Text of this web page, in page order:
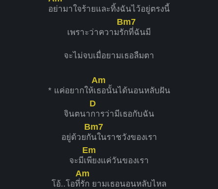
อย่ามาใจร้ายและทิ้งฉันไว้อยู่ตรงนี้
เพราะว่าความรั
Bm7
กที่ฉันมี
จะไม่จบเมื่อยามเธอลืมตา
* แค่อยากให้เ
Am
ธอนั้นได้นอนหลับฝัน
จินตนา
D
การว่ามีเธอกับฉัน
อยู่ด้วยกั
Bm7
นในราชวังของเรา
จะมีเ
Em
พียงแค่วันของเรา
โอ้..โอที่
Am
รัก ยามเธอนอนหลับไหล